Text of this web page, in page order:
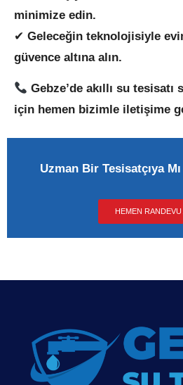
minimize edin.
✔ Geleceğin teknolojisiyle
güvence altına alın.
Gebze’de akıllı su
için hemen bizimle iletişime
Uzman Bir Tesisatçıya
HEMEN RANDEVU